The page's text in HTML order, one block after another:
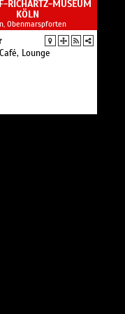
RICHARTZ-MUSEUM
KÖLN
Obenmarspforten
Lounge